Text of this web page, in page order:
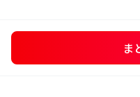
ま